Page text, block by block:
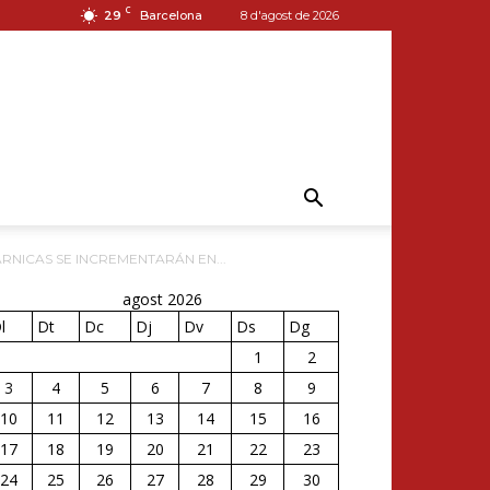
29 C Barcelona 8 d'agost de 2026
SE INCREMENTARÁN EN...
agost 2026
Dt Dc Dj Dv Ds
Dg
1
2
3
4 5 6 7 8
9
10
11 12 13 14 15
16
17
18 19 20 21 22
23
24
25 26 27 28 29
30